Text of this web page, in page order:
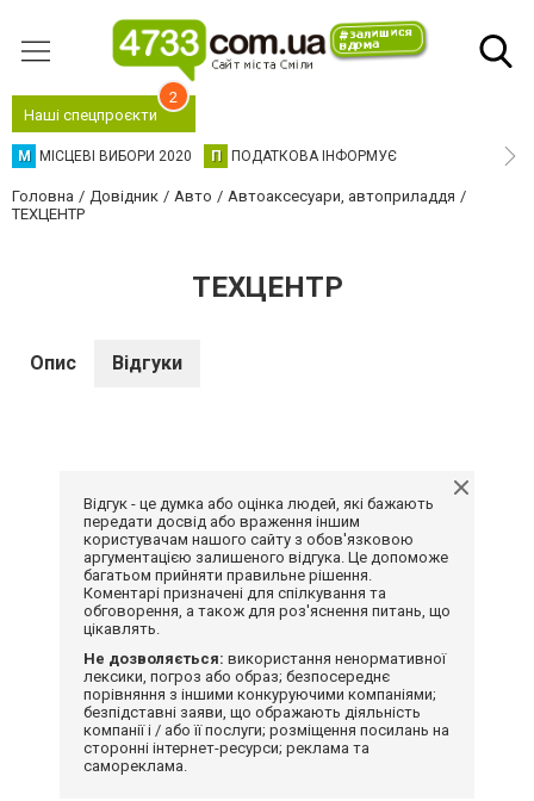
Наші спецпроєкти
2
М МІСЦЕВІ ВИБОРИ 2020 П ПОДАТКОВА ІНФОРМУЄ
Головна Довідник Авто
Автоаксесуари, автоприладдя
ТЕХЦЕНТР
ТЕХЦЕНТР
Опис Відгуки
Відгук - це думка або оцінка людей, які бажають
передати досвід або враження іншим
користувачам нашого сайту з обов'язковою
аргументацією залишеного відгука. Це допоможе
багатьом прийняти правильне рішення.
Коментарі призначені для спілкування та
обговорення, а також для роз'яснення питань, що
цікавлять.
Не дозволяється: використання ненормативної
лексики, погроз або образ; безпосереднє
порівняння з іншими конкуруючими компаніями;
безпідставні заяви, що ображають діяльність
компанії і / або її послуги; розміщення посилань на
сторонні інтернет-ресурси; реклама та
самореклама.